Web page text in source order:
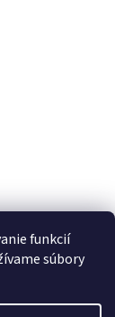
funkcií
súbory